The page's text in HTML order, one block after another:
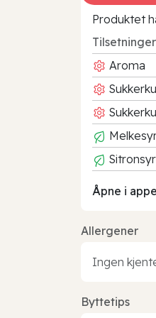
Produktet
Aroma
Åpne i
Allergener
Ingen
Byttetips